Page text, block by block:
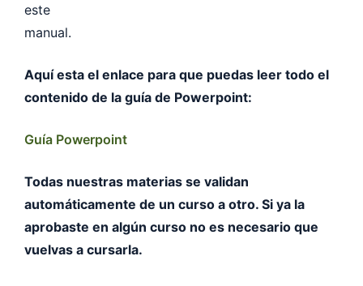
este
manual.
Aquí esta el enlace para que puedas leer todo el
contenido de la guía de Powerpoint:
Guía Powerpoint
Todas nuestras materias se validan
automáticamente de un curso a otro. Si ya la
aprobaste en algún curso no es necesario que
vuelvas a cursarla.